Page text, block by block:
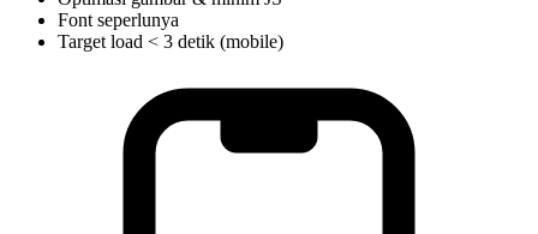
Font seperlunya
Target load < 3 detik (mobile)